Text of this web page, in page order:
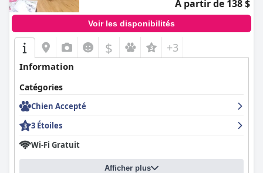
À partir de 138 $
Voir les disponibilités
$ +3
Information
Catégories
Chien Accepté
3 Étoiles
Wi-Fi Gratuit
Afficher plus